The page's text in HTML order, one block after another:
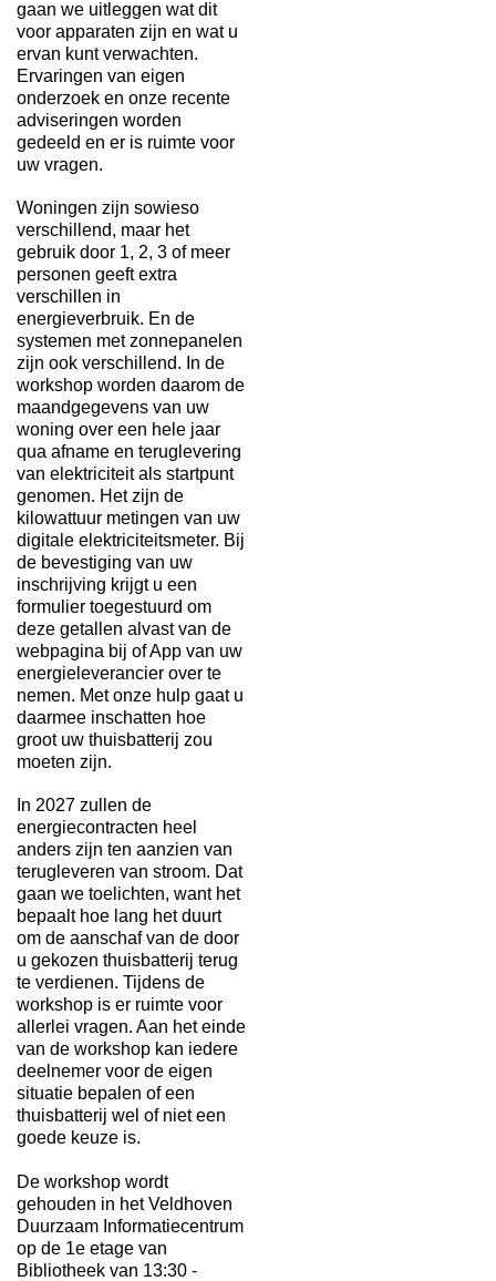
gaan we uitleggen wat dit
voor apparaten zijn en wat u
ervan kunt verwachten.
Ervaringen van eigen
onderzoek en onze recente
adviseringen worden
gedeeld en er is ruimte voor
uw vragen.
Woningen zijn sowieso
verschillend, maar het
gebruik door 1, 2, 3 of meer
personen geeft extra
verschillen in
energieverbruik. En de
systemen met zonnepanelen
zijn ook verschillend. In de
workshop worden daarom de
maandgegevens van uw
woning over een hele jaar
qua afname en teruglevering
van elektriciteit als startpunt
genomen. Het zijn de
kilowattuur metingen van uw
digitale elektriciteitsmeter. Bij
de bevestiging van uw
inschrijving krijgt u een
formulier toegestuurd om
deze getallen alvast van de
webpagina bij of App van uw
energieleverancier over te
nemen. Met onze hulp gaat u
daarmee inschatten hoe
groot uw thuisbatterij zou
moeten zijn.
In 2027 zullen de
energiecontracten heel
anders zijn ten aanzien van
terugleveren van stroom. Dat
gaan we toelichten, want het
bepaalt hoe lang het duurt
om de aanschaf van de door
u gekozen thuisbatterij terug
te verdienen. Tijdens de
workshop is er ruimte voor
allerlei vragen. Aan het einde
van de workshop kan iedere
deelnemer voor de eigen
situatie bepalen of een
thuisbatterij wel of niet een
goede keuze is.
De workshop wordt
gehouden in het Veldhoven
Duurzaam Informatiecentrum
op de 1e etage van
Bibliotheek van 13:30 -